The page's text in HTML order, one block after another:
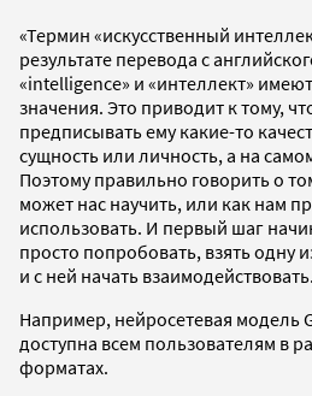
«Термин «искусственный
результате перевода с
«intelligence» и «интеллект»
значения. Это приводит к тому,
предписывать ему какие-то
сущность или личность, а на
Поэтому правильно говорить о
может нас научить, или как нам
использовать. И первый шаг
просто попробовать, взять одну
и с ней начать взаимодействовать.
Например, нейросетевая модель
доступна всем пользователям в
форматах.